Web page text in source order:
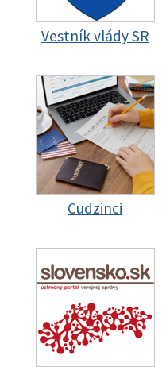
Vestník vlády SR
Cudzinci